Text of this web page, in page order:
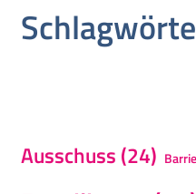
Ausschuss (24)